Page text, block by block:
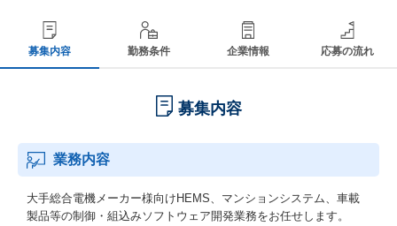
募集内容 勤務条件 企業情報 応募の流れ
募集内容
業務内容
大手総合電機メーカー様向けHEMS、マンションシステム、車載
製品等の制御・組込みソフトウェア開発業務をお任せします。